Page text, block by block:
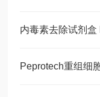
内毒素去除试剂盒
Peprotech重组细